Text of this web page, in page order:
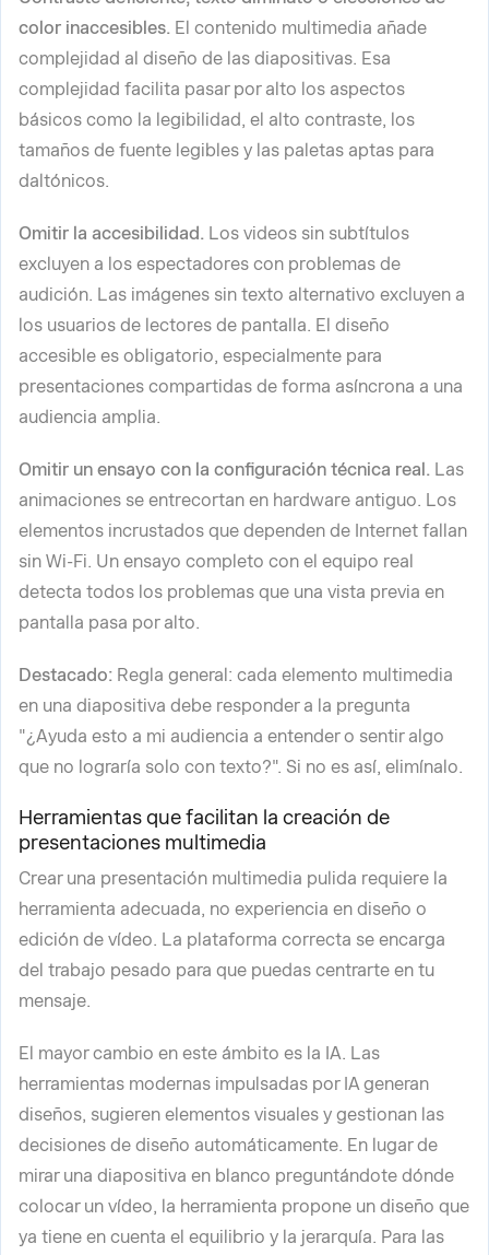
color inaccesibles. El contenido multimedia añade
complejidad al diseño de las diapositivas. Esa
complejidad facilita pasar por alto los aspectos
básicos como la legibilidad, el alto contraste, los
tamaños de fuente legibles y las paletas aptas para
daltónicos.
Omitir la accesibilidad. Los videos sin subtítulos
excluyen a los espectadores con problemas de
audición. Las imágenes sin texto alternativo excluyen a
los usuarios de lectores de pantalla. El diseño
accesible es obligatorio, especialmente para
presentaciones compartidas de forma asíncrona a una
audiencia amplia.
Omitir un ensayo con la configuración técnica real. Las
animaciones se entrecortan en hardware antiguo. Los
elementos incrustados que dependen de Internet fallan
sin Wi-Fi. Un ensayo completo con el equipo real
detecta todos los problemas que una vista previa en
pantalla pasa por alto.
Destacado: Regla general: cada elemento multimedia
en una diapositiva debe responder a la pregunta
"¿Ayuda esto a mi audiencia a entender o sentir algo
que no lograría solo con texto?". Si no es así, elimínalo.
Herramientas que facilitan la creación de
presentaciones multimedia
Crear una presentación multimedia pulida requiere la
herramienta adecuada, no experiencia en diseño o
edición de vídeo. La plataforma correcta se encarga
del trabajo pesado para que puedas centrarte en tu
mensaje.
El mayor cambio en este ámbito es la IA. Las
herramientas modernas impulsadas por IA generan
diseños, sugieren elementos visuales y gestionan las
decisiones de diseño automáticamente. En lugar de
mirar una diapositiva en blanco preguntándote dónde
colocar un vídeo, la herramienta propone un diseño que
ya tiene en cuenta el equilibrio y la jerarquía. Para las